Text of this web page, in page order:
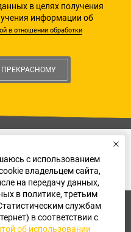
в целях получения
информации об
в отношении обработки
с использованием
владельцем сайта,
на передачу данных,
в политике, третьим
службам
в соответствии с
об использовании